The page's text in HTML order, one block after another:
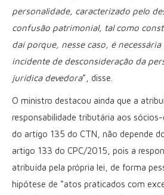
personalidade, caracterizado pelo
confusão patrimonial, tal como
daí porque, nesse caso, é
incidente de desconsideração da
jurídica devedora”, disse.
O ministro destacou ainda que a
responsabilidade tributária aos
do artigo 135 do CTN, não depende
artigo 133 do CPC/2015, pois a
atribuída pela própria lei, de forma
hipótese de “atos praticados com